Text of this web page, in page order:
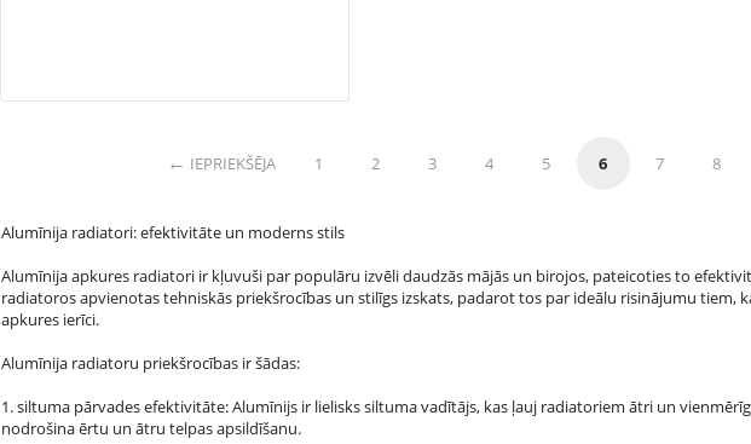
IEPRIEKŠĒJA 1 2 3 4 5 6 7 8
Alumīnija radiatori: efektivitāte un moderns stils
Alumīnija apkures radiatori ir kļuvuši par populāru izvēli daudzās mājās un birojos, pateicoties to
radiatoros apvienotas tehniskās priekšrocības un stilīgs izskats, padarot tos par ideālu risinājumu tiem,
apkures ierīci.
Alumīnija radiatoru priekšrocības ir šādas:
1. siltuma pārvades efektivitāte: Alumīnijs ir lielisks siltuma vadītājs, kas ļauj radiatoriem ātri un
nodrošina ērtu un ātru telpas apsildīšanu.